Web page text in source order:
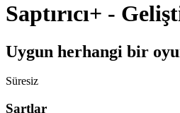
Saptırıcı+ -
Uygun herhangi bir
Süresiz
Şartlar